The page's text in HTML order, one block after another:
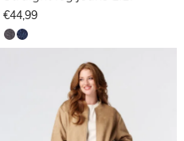
€44,99